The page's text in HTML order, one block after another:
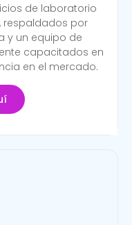
de laboratorio
respaldados por
y un equipo de
capacitados en
en el mercado.